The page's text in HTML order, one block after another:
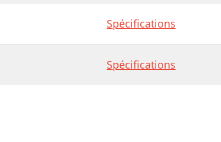
Spécifications
Spécifications